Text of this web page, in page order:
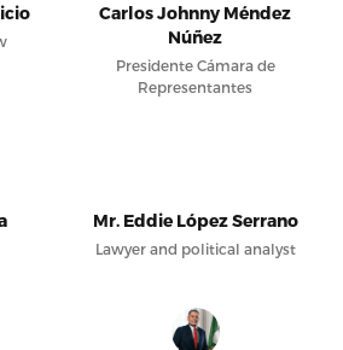
Carlos Johnny Méndez
Núñez
Presidente Cámara de
Representantes
Mr. Eddie López Serrano
Lawyer and political analyst